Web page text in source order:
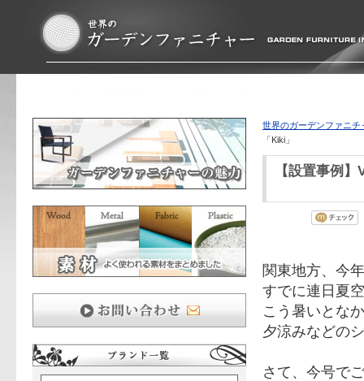
世界のガーデンファニチ
「Kiki」
【設置事例
関東地方、今
すでに連日夏
こう暑いとな
夕涼みなどの
さて、今号で